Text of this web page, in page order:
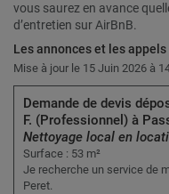
vous saurez en avance
d’entretien sur AirBnB.
Les annonces et les
Mise à jour le 15 Juin 2026 à
Demande de devis
F. (Professionnel) à
Nettoyage local en
Surface : 53 m²
Je recherche un service de
Peret.